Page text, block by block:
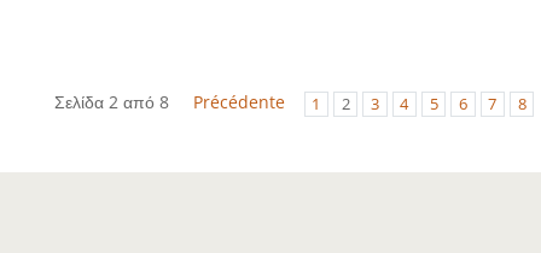
Σελίδα 2 από 8 Précédente 1 2 3 4 5 6 7 8